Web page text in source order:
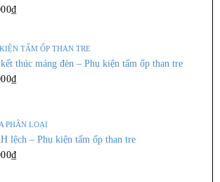
nhựa Nano Hoàng Hải HH916
₫
tường pvc nano hay ...
₫
TẤM ỐP THAN TRE
thúc máng đèn – Phụ kiện tấm ốp than tre
₫
PHÂN LOẠI
lệch – Phụ kiện tấm ốp than tre
₫